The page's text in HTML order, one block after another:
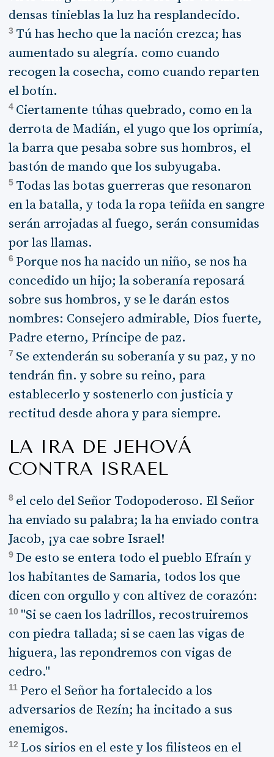
densas tinieblas la luz ha resplandecido.
3 Tú has hecho que la nación crezca; has
aumentado su alegría. como cuando
recogen la cosecha, como cuando reparten
el botín.
4 Ciertamente túhas quebrado, como en la
derrota de Madián, el yugo que los oprimía,
la barra que pesaba sobre sus hombros, el
bastón de mando que los subyugaba.
5 Todas las botas guerreras que resonaron
en la batalla, y toda la ropa teñida en sangre
serán arrojadas al fuego, serán consumidas
por las llamas.
6 Porque nos ha nacido un niño, se nos ha
concedido un hijo; la soberanía reposará
sobre sus hombros, y se le darán estos
nombres: Consejero admirable, Dios fuerte,
Padre eterno, Príncipe de paz.
7 Se extenderán su soberanía y su paz, y no
tendrán fin. y sobre su reino, para
establecerlo y sostenerlo con justicia y
rectitud desde ahora y para siempre.
LA IRA DE JEHOVÁ
CONTRA ISRAEL
8 el celo del Señor Todopoderoso. El Señor
ha enviado su palabra; la ha enviado contra
Jacob, ¡ya cae sobre Israel!
9 De esto se entera todo el pueblo Efraín y
los habitantes de Samaria, todos los que
dicen con orgullo y con altivez de corazón:
10 "Si se caen los ladrillos, recostruiremos
con piedra tallada; si se caen las vigas de
higuera, las repondremos con vigas de
cedro."
11 Pero el Señor ha fortalecido a los
adversarios de Rezín; ha incitado a sus
enemigos.
12 Los sirios en el este y los filisteos en el